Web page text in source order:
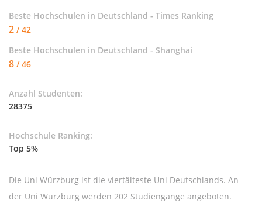
Beste Hochschulen in Deutschland - Times Ranking
2 / 42
Beste Hochschulen in Deutschland - Shanghai
8 / 46
Anzahl Studenten:
28375
Hochschule Ranking:
Top 5%
Die Uni Würzburg ist die viertälteste Uni Deutschlands. An
der Uni Würzburg werden 202 Studiengänge angeboten.